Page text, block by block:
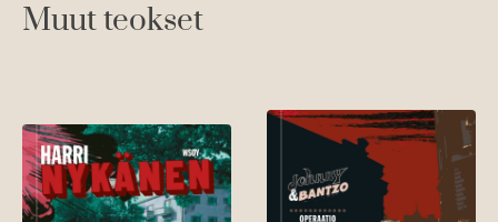
Muut teokset